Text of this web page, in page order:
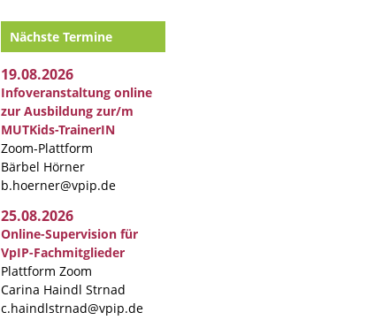
Nächste Termine
19.08.2026
Infoveranstaltung online
zur Ausbildung zur/m
MUTKids-TrainerIN
Zoom-Plattform
Bärbel Hörner
b.hoerner@vpip.de
25.08.2026
Online-Supervision für
VpIP-Fachmitglieder
Plattform Zoom
Carina Haindl Strnad
c.haindlstrnad@vpip.de